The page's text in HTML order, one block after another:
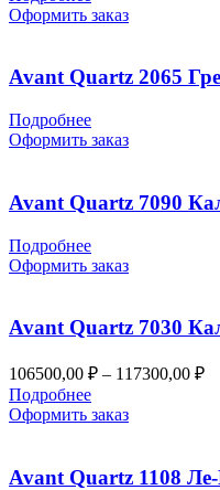
Оформить заказ
Avant Quartz 2065
Подробнее
Оформить заказ
Avant Quartz 7090
Подробнее
Оформить заказ
Avant Quartz 7030
106500,00 ₽ – 117300,00 ₽
Подробнее
Оформить заказ
Avant Quartz 1108